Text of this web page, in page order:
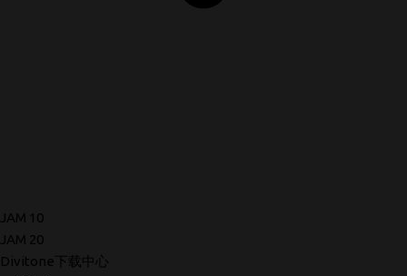
JAM 10
JAM 20
Divitone下载中心